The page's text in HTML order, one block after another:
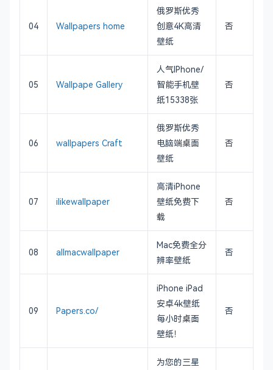
04 Wallpapers home
俄罗斯优秀
创意4K高清
壁纸
否
05 Wallpape Gallery
人气IPhone/
智能手机壁
纸15338张
否
06 wallpapers Craft
俄罗斯优秀
电脑端桌面
壁纸
否
07 ilikewallpaper
高清iPhone
壁纸免费下
载
否
08 allmacwallpaper
Mac免费全分
辨率壁纸
否
09 Papers.co/
iPhone iPad
安卓4k壁纸
每小时桌面
壁纸！
否
为您的三星